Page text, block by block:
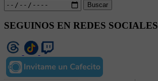
Buscar
SEGUINOS EN REDES SOCIALES